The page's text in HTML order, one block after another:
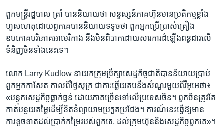
ពួក​មន្ត្រី​រដ្ឋបាល ត្រាំ​ បាន​និយាយ​ថា សន្ទស្សន៍​ភាគ​ហ៊ុន​មាន​ប្រតិកម្ម​ខ្លាំង​
ហួស​ហេតុ​ដោយ​ពួក​គេ​បាន​និយាយ​ទទូច​ថា​ ពួក​អ្នក​ប្រើប្រាស់​គ្រឿង​
ឧបភោគ​បរិភោគ​អាមេរិកាង​ នឹង​មិន​ពិបាក​ដោយសារ​ការ​ដំឡើង​ពន្ធដារ​លើ​
ទំនិញ​ចិន​ទាំង​នេះ​ទេ។​
លោក​ Larry Kudlow ​នាយក​ក្រុម​ប្រឹក្សា​សេដ្ឋកិច្ច​ជាតិបាន​និយាយ​ប្រាប់​
ពួក​អ្នក​កាសែត​ កាល​ពី​ថ្ងៃ​សុក្រ​ ជា​ការ​ឆ្លើយ​តប​នឹង​សំណួរ​មួយពី​វីអូអេថា៖
«បន្ទុក​សេដ្ឋកិច្ចធ្លាក់​ធ្ងន់ ​ដោយ​ភាគ​ច្រើន​ទៅ​លើ​ប្រទេស​ចិន។ ​ពួក​ចិន​ត្រូវ​តែ​
កាត់​បន្ថយ​តម្លៃ​ដើម្បី​ខិតខំ​ព្យាយាម​ប្រកួត​ប្រជែង។​ ការណ៍​នេះ​ធ្វើ​ឱ្យ​មាន​
ការខូច​ខាត​ដល់​ប្រាក់​កម្រៃ​របស់​ពួក​គេ, ដល់​ក្រុមហ៊ុន​និង​សេដ្ឋកិច្ចពួក​គេ»។